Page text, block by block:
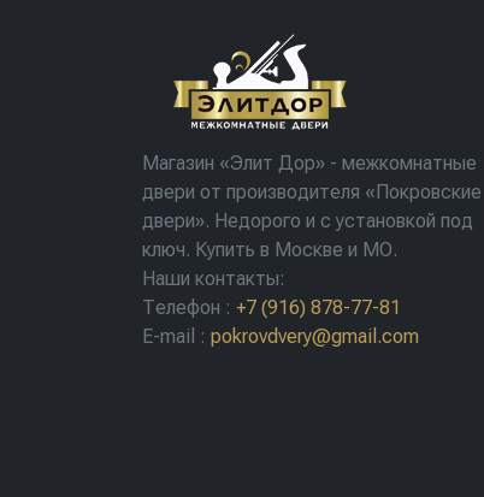
Магазин «Элит Дор» - межкомнатные
двери от производителя «Покровские
двери». Недорого и с установкой под
ключ. Купить в Москве и МО.
Наши контакты:
Телефон : +7 (916) 878-77-81
E-mail : pokrovdvery@gmail.com